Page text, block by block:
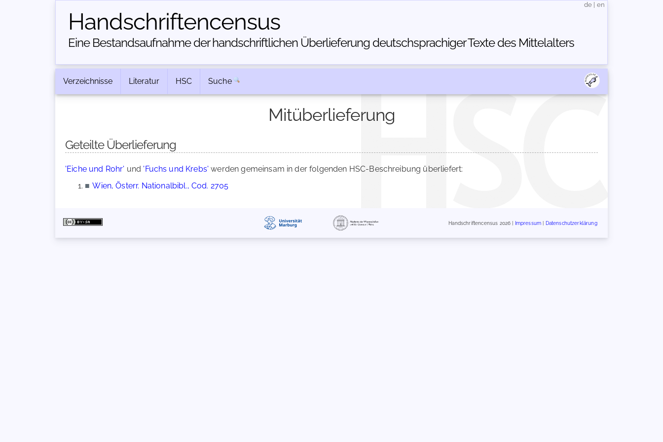
Handschriften­census
Eine Bestandsaufnahme der handschriftlichen Über­lieferung deutschsprachiger Texte des Mittelalters
de en
Verzeichnisse Literatur HSC Suche
Mitüberlieferung
Geteilte Überlieferung
'Eiche und Rohr' und 'Fuchs und Krebs' werden gemeinsam in der folgenden HSC-Beschreibung überliefert:
■ Wien, Österr. Nationalbibl., Cod. 2705
Handschriftencensus 2026 | Impressum Datenschutzerklärung